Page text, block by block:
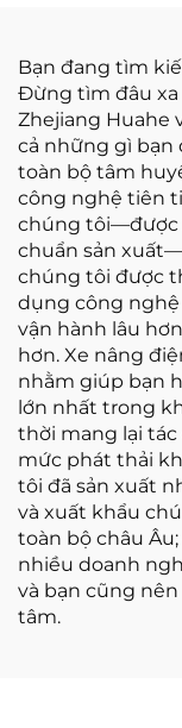
Bạn đang tìm
Đừng tìm đâu xa
Zhejiang Huahe
cả những gì bạn
toàn bộ tâm
công nghệ tiên
chúng tôi—được
chuẩn sản
chúng tôi được
dụng công
vận hành lâu
hơn. Xe nâng
nhằm giúp bạn
lớn nhất trong
thời mang lại
mức phát thải
tôi đã sản xuất
và xuất khẩu
toàn bộ châu
nhiều doanh
và bạn cũng
tâm.